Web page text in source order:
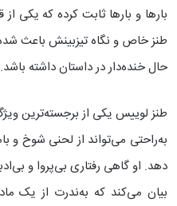
بارها و بارها ثابت کرده که
طنز خاص و نگاه تیزبینش باعث
حال خنده‌دار در داستان داشته باشد.
طنز لوییس یکی از برجسته‌ترین
به‌راحتی می‌تواند از لحنی شوخ و
دهد. او گاهی رفتاری بی‌پروا و
بیان می‌کند که به‌ندرت از یک